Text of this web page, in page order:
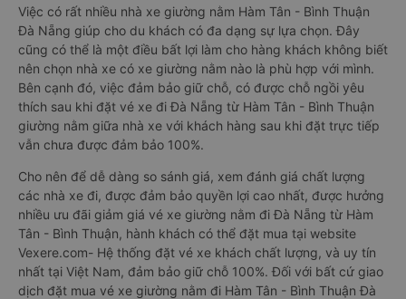
Việc có rất nhiều nhà xe giường nằm Hàm Tân - Bình Thuận
Đà Nẵng giúp cho du khách có đa dạng sự lựa chọn. Đây
cũng có thể là một điều bất lợi làm cho hàng khách không biết
nên chọn nhà xe có xe giường nằm nào là phù hợp với mình.
Bên cạnh đó, việc đảm bảo giữ chỗ, có được chỗ ngồi yêu
thích sau khi đặt vé xe đi Đà Nẵng từ Hàm Tân - Bình Thuận
giường nằm giữa nhà xe với khách hàng sau khi đặt trực tiếp
vẫn chưa được đảm bảo 100%.
Cho nên để dễ dàng so sánh giá, xem đánh giá chất lượng
các nhà xe đi, được đảm bảo quyền lợi cao nhất, được hưởng
nhiều ưu đãi giảm giá vé xe giường nằm đi Đà Nẵng từ Hàm
Tân - Bình Thuận, hành khách có thể đặt mua tại website
Vexere.com- Hệ thống đặt vé xe khách chất lượng, và uy tín
nhất tại Việt Nam, đảm bảo giữ chỗ 100%. Đối với bất cứ giao
dịch đặt mua vé xe giường nằm đi Hàm Tân - Bình Thuận Đà